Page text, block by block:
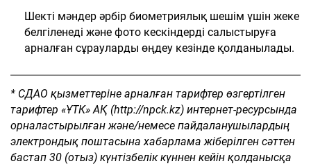
Шекті мәндер әрбір биометриялық шешім үшін жеке
белгіленеді және фото кескіндерді салыстыруға
арналған сұрауларды өңдеу кезінде қолданылады.
* СДАО қызметтеріне арналған тарифтер өзгертілген
тарифтер «ҰТК» АҚ (http://npck.kz) интернет-ресурсында
орналастырылған және/немесе пайдаланушылардың
электрондық поштасына хабарлама жіберілген сәттен
бастап 30 (отыз) күнтізбелік күннен кейін қолданысқа